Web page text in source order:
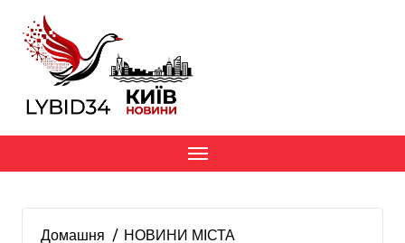
вмісту
Домашня
НОВИНИ МІСТА